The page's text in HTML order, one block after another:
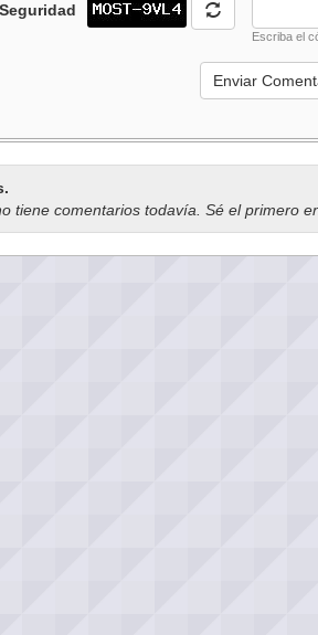
Escriba el
tiene comentarios todavía. Sé el primero